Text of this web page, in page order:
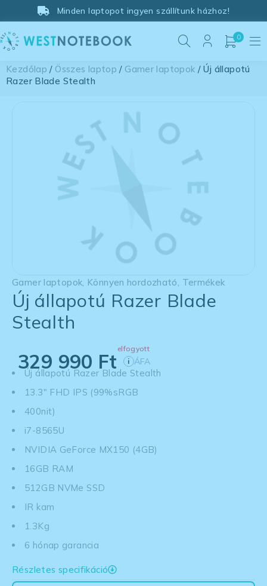
Minden laptopot ingyen szállítunk házhoz!
0
Kezdőlap / Összes laptop / Gamer laptopok / Új állapotú
Razer Blade Stealth
Gamer laptopok Könnyen hordozható Termékek
Új állapotú Razer Blade
Stealth
elfogyott
329 990 Ft i ÁFA
Új állapotú Razer Blade Stealth
13.3" FHD IPS (99%sRGB
400nit)
i7-8565U
NVIDIA GeForce MX150 (4GB)
16GB RAM
512GB NVMe SSD
IR kam
1.3Kg
6 hónap garancia
Részletes specifikáció